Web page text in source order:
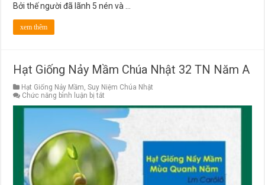
Bởi thế người đã lãnh 5 nén và …
xem thêm
Hạt Giống Nảy Mầm Chúa Nhật 32 TN Năm A
Hạt Giống Nảy Mầm,Suy Niệm Chúa Nhật
Chức năng bình luận bị tắt
Giống
Nảy
Mầm
Chúa
Nhật
32
TN
Năm